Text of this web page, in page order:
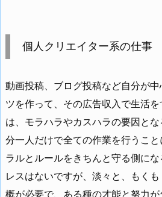
個人クリエイター系の仕事
動画投稿、ブログ投稿など自分が
ツを作って、その広告収入で生活
は、モラハラやカスハラの要因と
分一人だけで全ての作業を行うこ
ラルとルールをきちんと守る側に
レスはないですが、淡々と、もく
概が必要で、ある種の才能と努力が